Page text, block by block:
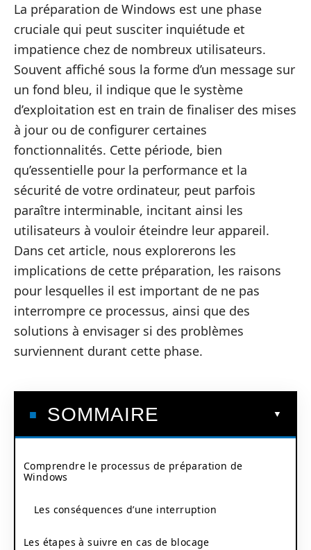
La préparation de Windows est une phase
cruciale qui peut susciter inquiétude et
impatience chez de nombreux utilisateurs.
Souvent affiché sous la forme d’un message sur
un fond bleu, il indique que le système
d’exploitation est en train de finaliser des mises
à jour ou de configurer certaines
fonctionnalités. Cette période, bien
qu’essentielle pour la performance et la
sécurité de votre ordinateur, peut parfois
paraître interminable, incitant ainsi les
utilisateurs à vouloir éteindre leur appareil.
Dans cet article, nous explorerons les
implications de cette préparation, les raisons
pour lesquelles il est important de ne pas
interrompre ce processus, ainsi que des
solutions à envisager si des problèmes
surviennent durant cette phase.
SOMMAIRE
Comprendre le processus de préparation de
Windows
Les conséquences d’une interruption
Les étapes à suivre en cas de blocage